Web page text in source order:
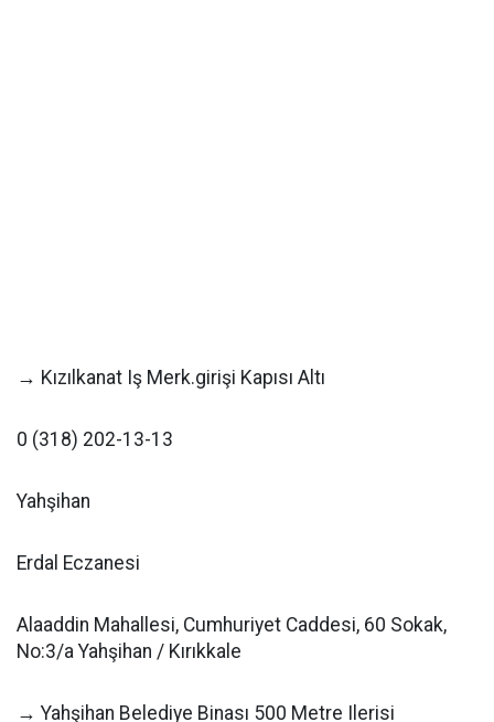
→ Kızılkanat Iş Merk.girişi Kapısı Altı
0 (318) 202-13-13
Yahşihan
Erdal Eczanesi
Alaaddin Mahallesi, Cumhuriyet Caddesi, 60 Sokak,
No:3/a Yahşihan / Kırıkkale
→ Yahşihan Belediye Binası 500 Metre Ilerisi